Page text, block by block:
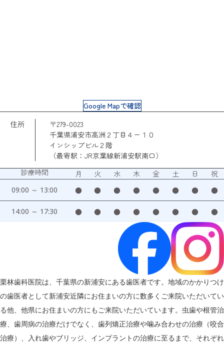
Google Mapで確認
住所
〒279-0023
千葉県浦安市高洲２丁目４ー１０
インシップビル２階
（最寄駅：JR京葉線新浦安駅南口）
診療時間
月 火 水 木 金 土 日 祝
09:00 ～ 13:00 ● ● ● ● ● ● ● ●
14:00 ～ 17:30 ● ● ● ● ● ● ● ●
栗林歯科医院は、千葉県の新浦安にある歯医者です。地域のかかりつけ
の歯医者として新浦安近隣にお住まいの方に数多くご来院いただいてい
る他、他県にお住まいの方にもご来院いただいています。虫歯や根管治
療、歯周病の治療だけでなく、歯列矯正治療や噛み合わせの治療（咬合
治療）、入れ歯やブリッジ、インプラントの治療に至るまで、それぞれ